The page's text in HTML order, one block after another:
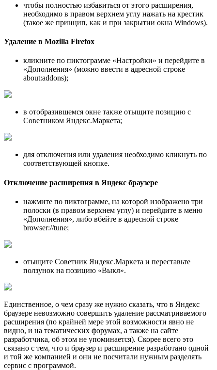
чтобы полностью избавиться от этого расширения,
необходимо в правом верхнем углу нажать на крестик
(такое же принцип, как и при закрытии окна Windows).
Удаление в Mozilla Firefox
кликните по пиктограмме «Настройки» и перейдите в
«Дополнения» (можно ввести в адресной строке
about:addons);
в отобразившемся окне также отыщите позицию с
Советником Яндекс.Маркета;
для отключения или удаления необходимо кликнуть по
соответствующей кнопке.
Отключение расширения в Яндекс браузере
нажмите по пиктограмме, на которой изображено три
полоски (в правом верхнем углу) и перейдите в меню
«Дополнения», либо вбейте в адресной строке
browser://tune;
отыщите Советник Яндекс.Маркета и переставьте
ползунок на позицию «Выкл».
Единственное, о чем сразу же нужно сказать, что в Яндекс
браузере невозможно совершить удаление рассматриваемого
расширения (по крайней мере этой возможности явно не
видно, и на тематических форумах, а также на сайте
разработчика, об этом не упоминается). Скорее всего это
связано с тем, что и браузер и расширение разработано одной
и той же компанией и они не посчитали нужным разделять
сервис с программой.